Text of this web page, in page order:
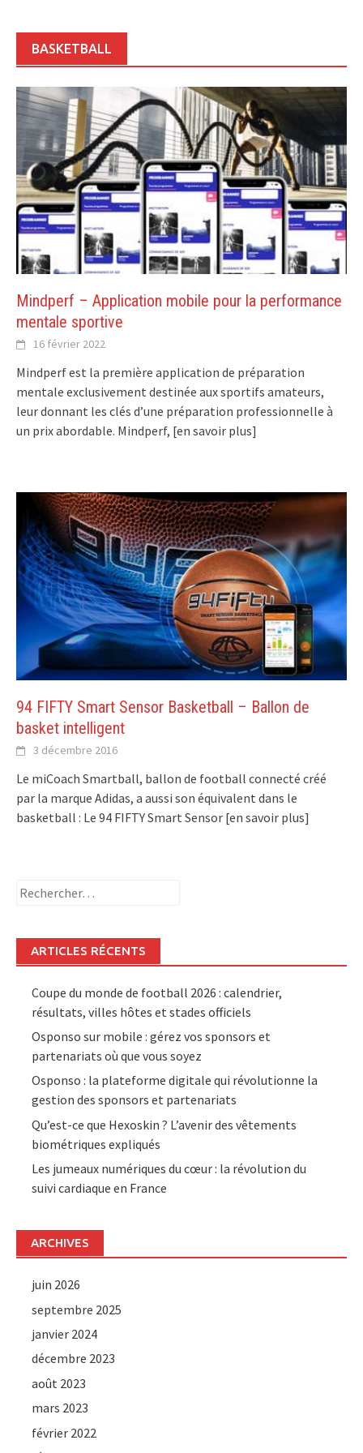
BASKETBALL
Mindperf – Application mobile pour la performance
mentale sportive
16 février 2022
Mindperf est la première application de préparation
mentale exclusivement destinée aux sportifs amateurs,
leur donnant les clés d’une préparation professionnelle à
un prix abordable. Mindperf, [en savoir plus]
94 FIFTY Smart Sensor Basketball – Ballon de
basket intelligent
3 décembre 2016
Le miCoach Smartball, ballon de football connecté créé
par la marque Adidas, a aussi son équivalent dans le
basketball : Le 94 FIFTY Smart Sensor [en savoir plus]
Rechercher :
ARTICLES RÉCENTS
Coupe du monde de football 2026 : calendrier,
résultats, villes hôtes et stades officiels
Osponso sur mobile : gérez vos sponsors et
partenariats où que vous soyez
Osponso : la plateforme digitale qui révolutionne la
gestion des sponsors et partenariats
Qu’est-ce que Hexoskin ? L’avenir des vêtements
biométriques expliqués
Les jumeaux numériques du cœur : la révolution du
suivi cardiaque en France
ARCHIVES
juin 2026
septembre 2025
janvier 2024
décembre 2023
août 2023
mars 2023
février 2022